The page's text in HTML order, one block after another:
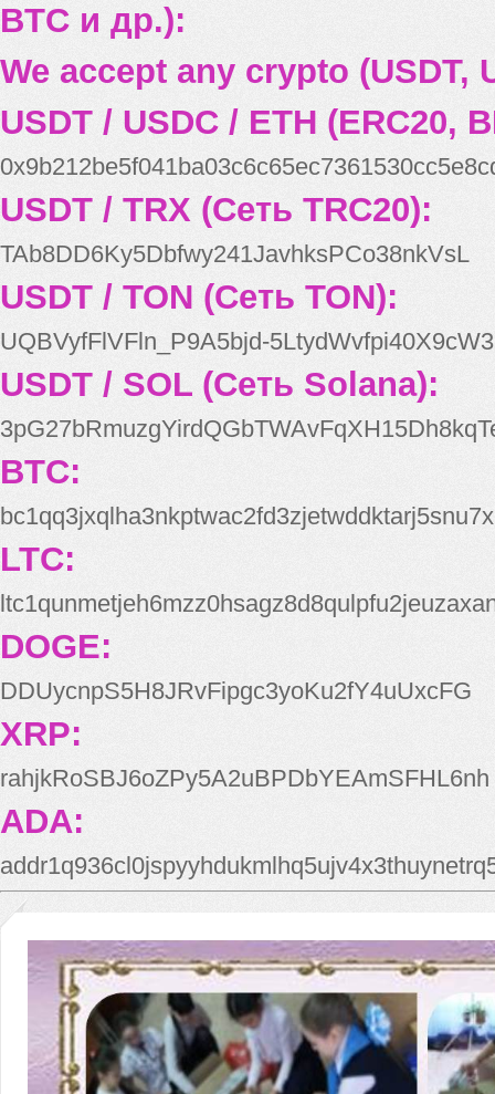
BTC и др.):
We accept any crypto (USDT,
USDT / USDC / ETH (ERC20,
USDT / TRX (Сеть TRC20):
TAb8DD6Ky5Dbfwy241JavhksPCo38nkVsL
USDT / TON (Сеть TON):
UQBVyfFlVFln_P9A5bjd-
USDT / SOL (Сеть Solana):
BTC:
bc1qq3jxqlha3nkptwac2fd3zjetwddktarj5snu7x
LTC:
DOGE:
DDUycnpS5H8JRvFipgc3yoKu2fY4uUxcFG
XRP:
rahjkRoSBJ6oZPy5A2uBPDbYEAmSFHL6nh
ADA: